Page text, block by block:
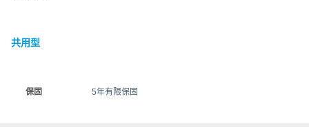
共用型
保固 5年有限保固